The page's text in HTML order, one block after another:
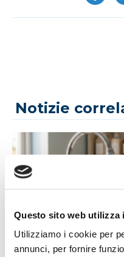
Questo sito web utilizza
Utilizziamo i cookie per
annunci, per fornire
Notizie
14/07/2026